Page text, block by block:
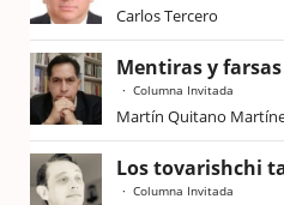
Carlos Tercero
Mentiras y farsas
Columna Invitada
Martín Quitano
Los tovarishchi
Columna Invitada